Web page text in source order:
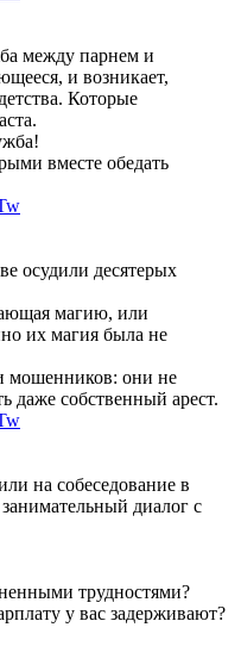
между парнем и
и возникает,
Которые
вместе обедать
осудили десятерых
магию, или
их магия была не
мошенников: они не
даже собственный арест.
на собеседование в
диалог с
трудностями?
у вас задерживают?